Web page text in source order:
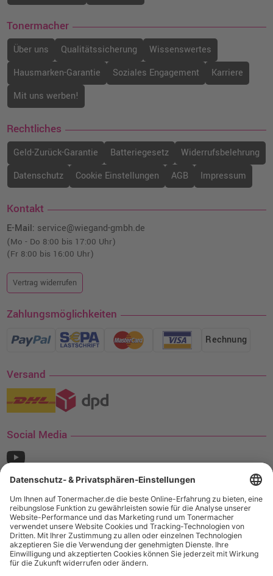
Tonermacher
Über uns Qualitätssicherung
Wissenswertes
Hausmarken-Garantie
Soziales Engagement
Karriere
Mit uns werben!
Rechtliches
Geld-Zurück-Garantie Batteriegesetz
Widerrufsbelehrung
Datenschutz
Cookie Einstellungen AGB Impressum
Kontakt
E-Mail: service@wiegand-gmbh.de
(Mo - Do 8:00 bis 17:00 Uhr)
(Fr 8:00 bis 16:00 Uhr)
Vertrag widerrufen
Zahlungsmöglichkeiten
Rechnung
Versand
Social Media
¹ Nur gültig für den Versand innerhalb Deutschlands. Befindet sich ein Warenwert
von mindestens 35€ (inkl. Mwst.) an Ampertec Artikeln in Ihrem Warenkorb, ist der
Versand für Sie kostenfrei.